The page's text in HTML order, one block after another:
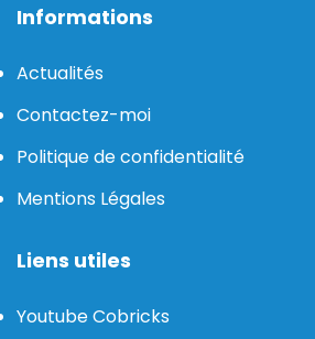
Informations
Actualités
Contactez-moi
Politique de confidentialité
Mentions Légales
Liens utiles
Youtube Cobricks